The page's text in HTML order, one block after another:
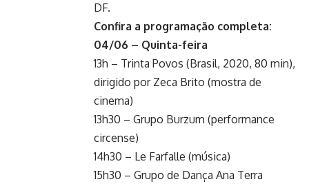
DF.
Confira a programação completa:
04/06 – Quinta-feira
13h – Trinta Povos (Brasil, 2020, 80 min),
dirigido por Zeca Brito (mostra de
cinema)
13h30 – Grupo Burzum (performance
circense)
14h30 – Le Farfalle (música)
15h30 – Grupo de Dança Ana Terra